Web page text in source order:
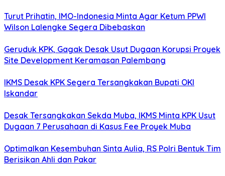
Turut Prihatin, IMO-Indonesia Minta Agar Ketum PPWI
Wilson Lalengke Segera Dibebaskan
Geruduk KPK, Gagak Desak Usut Dugaan Korupsi Proyek
Site Development Keramasan Palembang
IKMS Desak KPK Segera Tersangkakan Bupati OKI
Iskandar
Desak Tersangkakan Sekda Muba, IKMS Minta KPK Usut
Dugaan 7 Perusahaan di Kasus Fee Proyek Muba
Optimalkan Kesembuhan Sinta Aulia, RS Polri Bentuk Tim
Berisikan Ahli dan Pakar